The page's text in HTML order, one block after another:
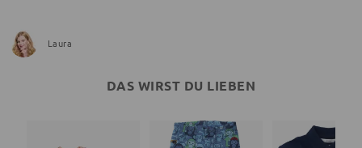
Laura
DAS WIRST DU LIEBEN